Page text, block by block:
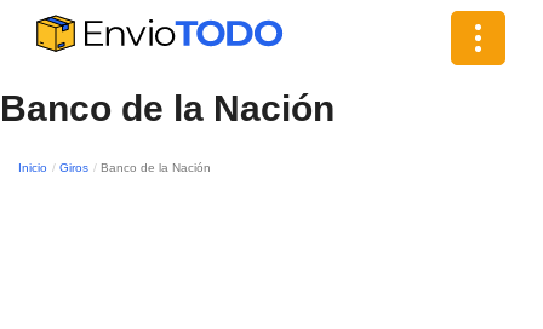
Toggle
Banco de la Nación
Inicio Giros Banco de la Nación